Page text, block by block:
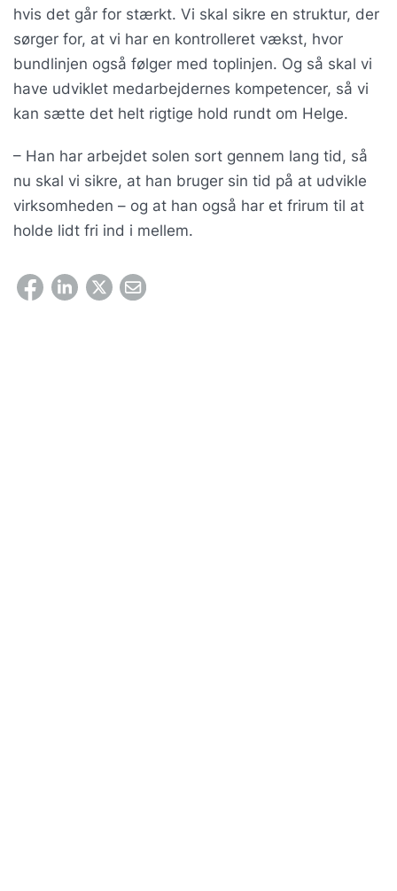
hvis det går for stærkt. Vi skal sikre en struktur, der
sørger for, at vi har en kontrolleret vækst, hvor
bundlinjen også følger med toplinjen. Og så skal vi
have udviklet medarbejdernes kompetencer, så vi
kan sætte det helt rigtige hold rundt om Helge.
– Han har arbejdet solen sort gennem lang tid, så
nu skal vi sikre, at han bruger sin tid på at udvikle
virksomheden – og at han også har et frirum til at
holde lidt fri ind i mellem.